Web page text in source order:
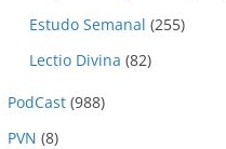
Estudo Semanal (255)
Lectio Divina (82)
PodCast (988)
PVN (8)